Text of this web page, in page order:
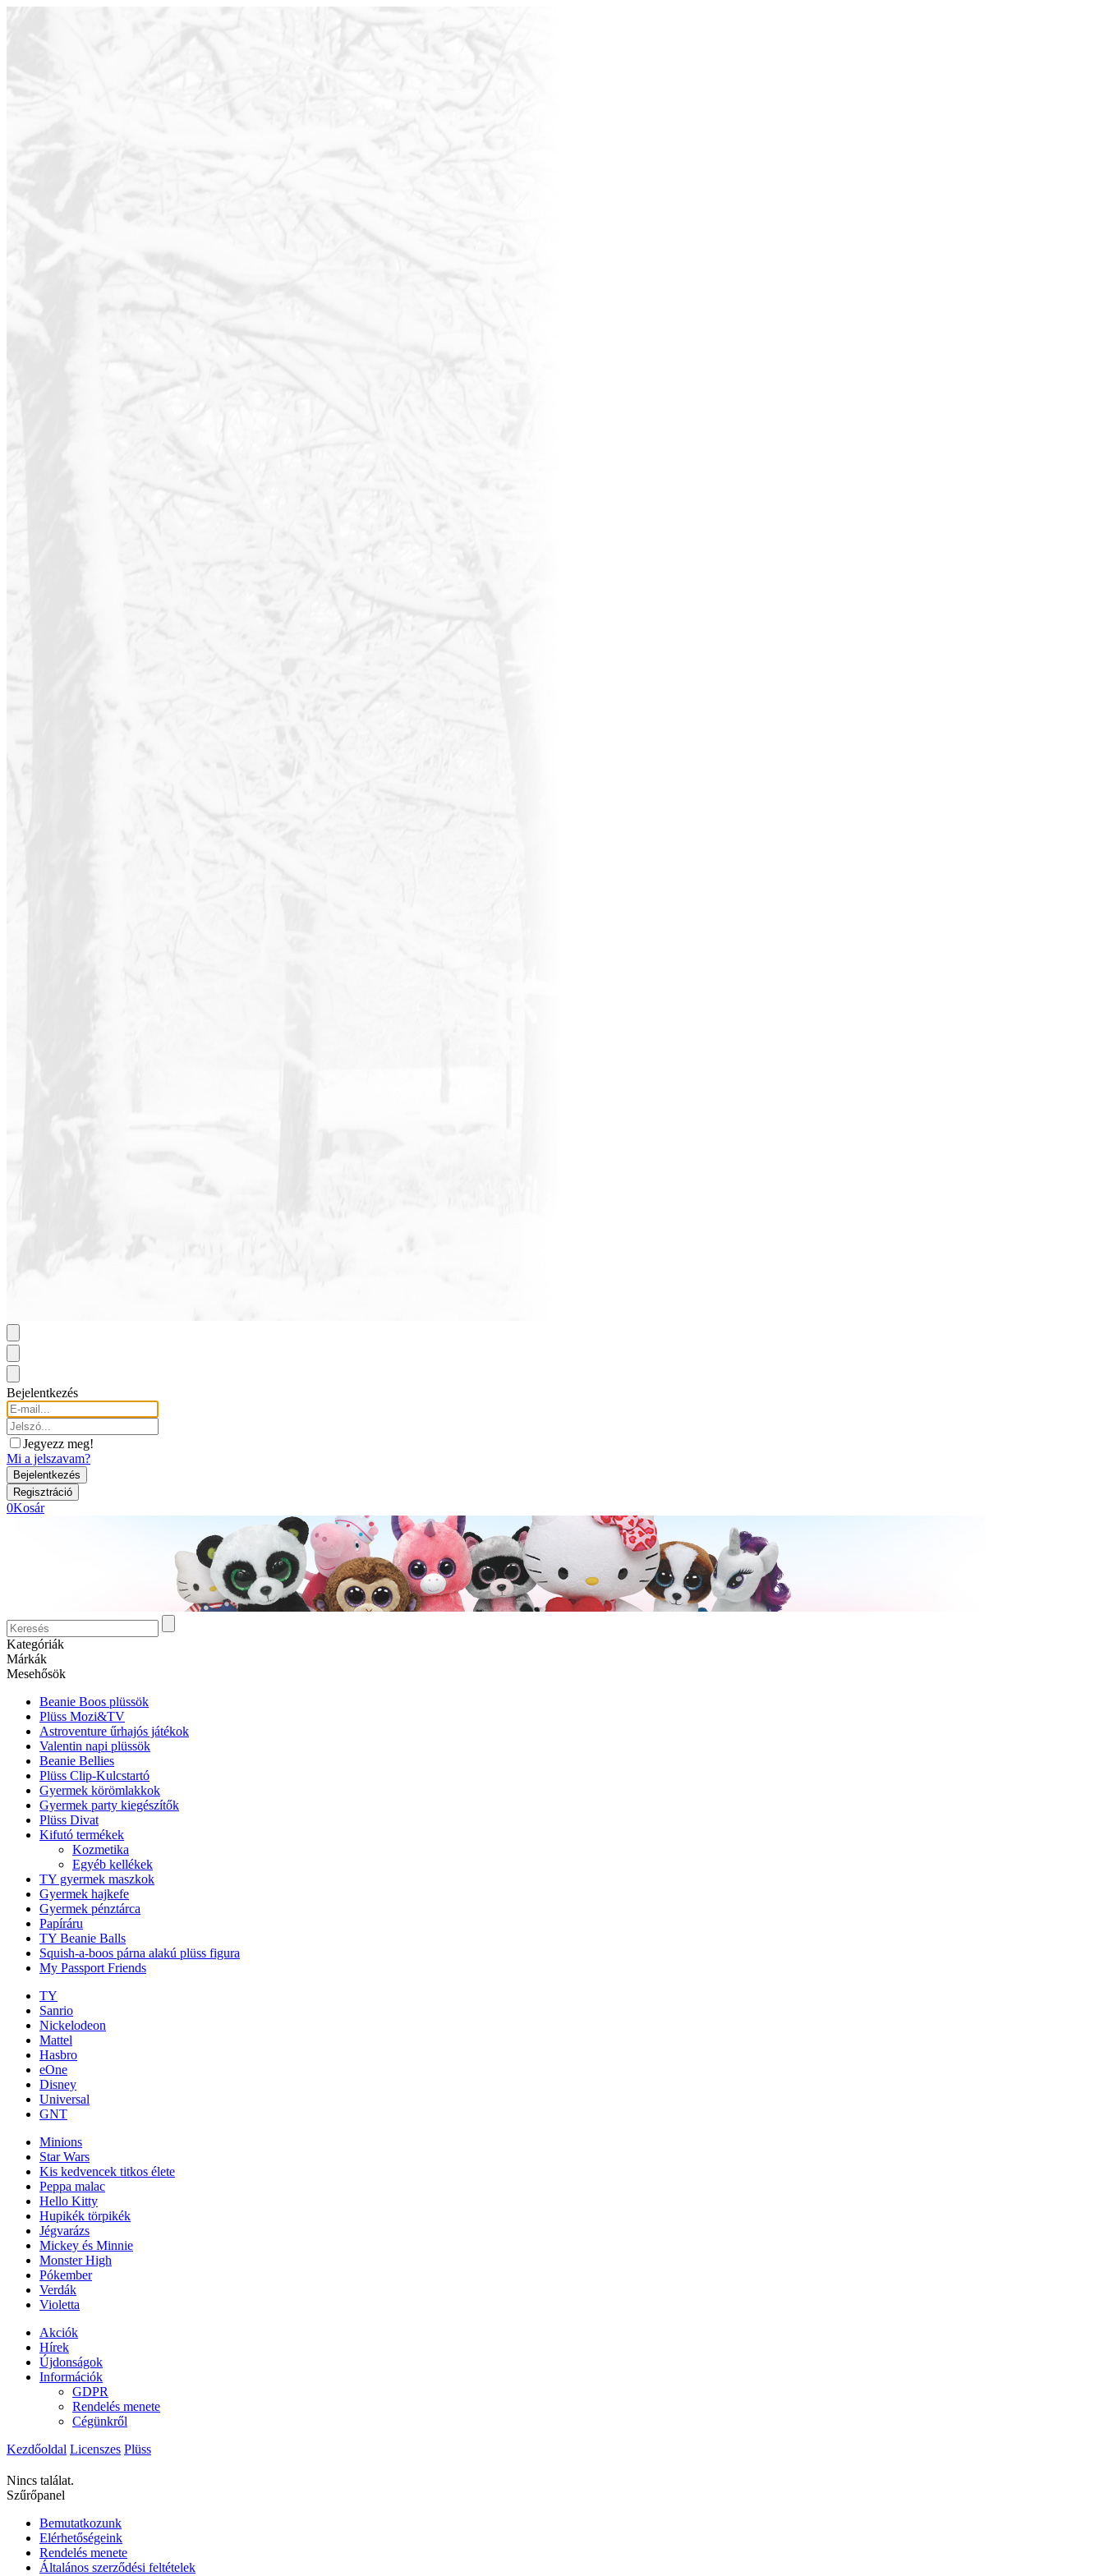
Bejelentkezés
Jegyezz meg!
Mi a jelszavam?
0Kosár
Kategóriák
Márkák
Mesehősök
Beanie Boos plüssök
Plüss Mozi&TV
Astroventure űrhajós játékok
Valentin napi plüssök
Beanie Bellies
Plüss Clip-Kulcstartó
Gyermek körömlakkok
Gyermek party kiegészítők
Plüss Divat
Kifutó termékek
Kozmetika
Egyéb kellékek
TY gyermek maszkok
Gyermek hajkefe
Gyermek pénztárca
Papíráru
TY Beanie Balls
Squish-a-boos párna alakú plüss figura
My Passport Friends
TY
Sanrio
Nickelodeon
Mattel
Hasbro
eOne
Disney
Universal
GNT
Minions
Star Wars
Kis kedvencek titkos élete
Peppa malac
Hello Kitty
Hupikék törpikék
Jégvarázs
Mickey és Minnie
Monster High
Pókember
Verdák
Violetta
Akciók
Hírek
Újdonságok
Információk
GDPR
Rendelés menete
Cégünkről
Kezdőoldal Licenszes Plüss
Nincs találat.
Szűrőpanel
Bemutatkozunk
Elérhetőségeink
Rendelés menete
Általános szerződési feltételek